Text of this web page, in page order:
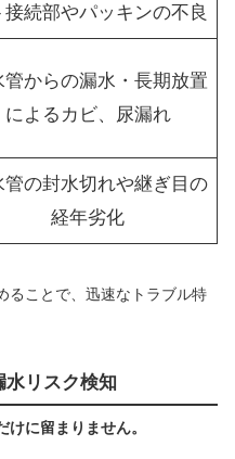
接続部やパッキンの不良
管からの漏水・長期放置
によるカビ、尿漏れ
管の封水切れや継ぎ目の
経年劣化
ることで、迅速なトラブル特
水リスク検知
に留まりません。